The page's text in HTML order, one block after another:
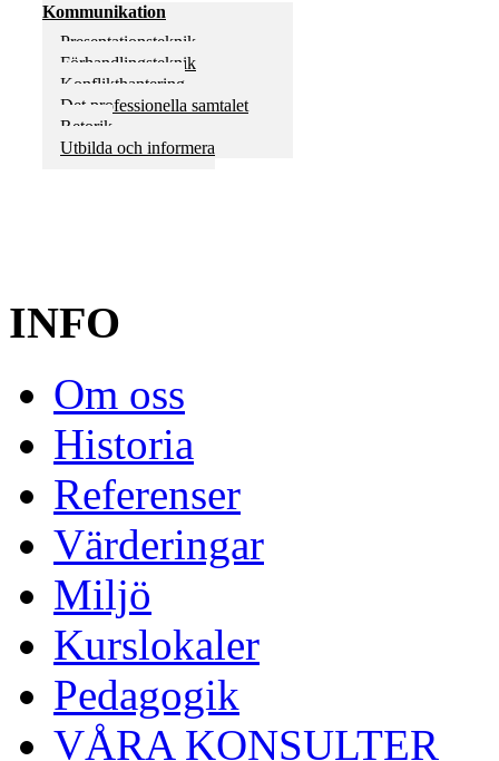
Kommunikation
Presentationsteknik
Förhandlingsteknik
Konflikthantering
Det professionella samtalet
Retorik
Utbilda och informera
INFO
Om oss
Historia
Referenser
Värderingar
Miljö
Kurslokaler
Pedagogik
VÅRA KONSULTER